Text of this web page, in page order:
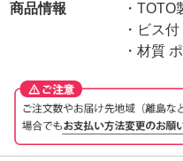
商品情報
・
・ビス付
・材質